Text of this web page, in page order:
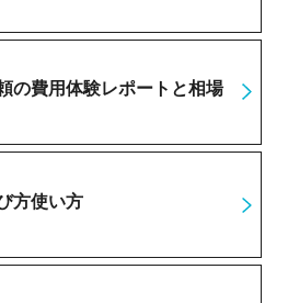
の費用体験レポートと相場
方使い方